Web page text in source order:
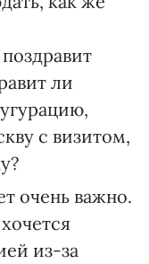
ли
с визитом,
очень важно.
из-за